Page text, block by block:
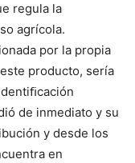
regula la
agrícola.
por la propia
producto, sería
de inmediato y su
y desde los
en